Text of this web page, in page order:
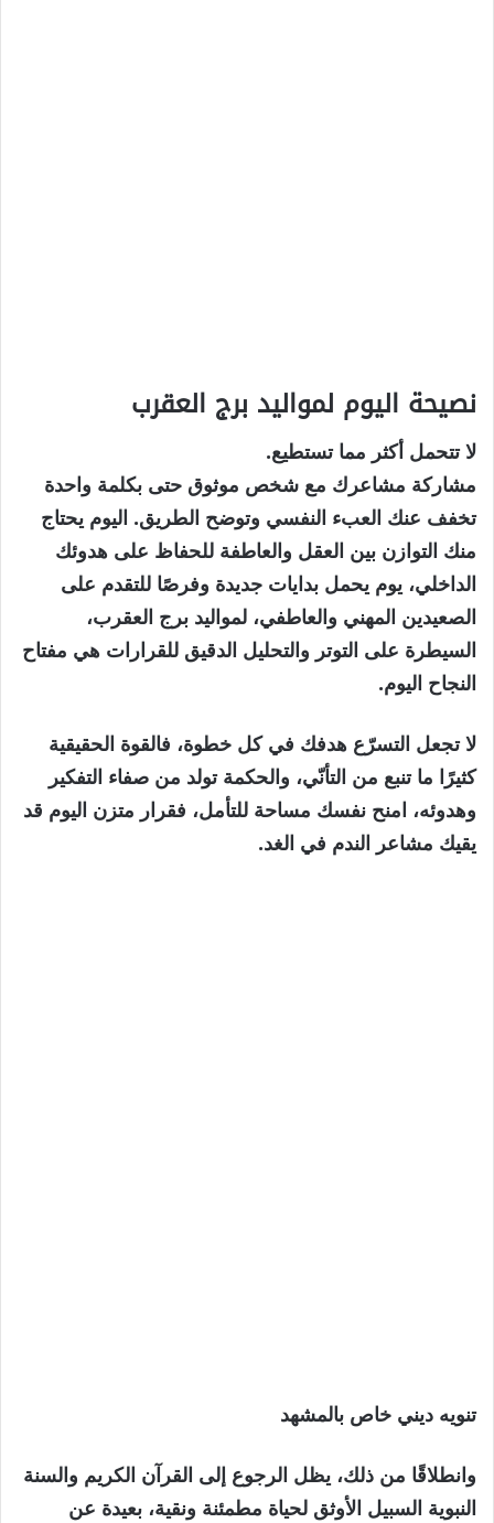
نصيحة اليوم لمواليد برج العقرب
لا تتحمل أكثر مما تستطيع.
مشاركة مشاعرك مع شخص موثوق حتى بكلمة واحدة
تخفف عنك العبء النفسي وتوضح الطريق. اليوم يحتاج
منك التوازن بين العقل والعاطفة للحفاظ على هدوئك
الداخلي، يوم يحمل بدايات جديدة وفرصًا للتقدم على
الصعيدين المهني والعاطفي، لمواليد برج العقرب،
السيطرة على التوتر والتحليل الدقيق للقرارات هي مفتاح
النجاح اليوم.
لا تجعل التسرّع هدفك في كل خطوة، فالقوة الحقيقية
كثيرًا ما تنبع من التأنّي، والحكمة تولد من صفاء التفكير
وهدوئه، امنح نفسك مساحة للتأمل، فقرار متزن اليوم قد
يقيك مشاعر الندم في الغد.
تنويه ديني خاص بالمشهد
وانطلاقًا من ذلك، يظل الرجوع إلى القرآن الكريم والسنة
النبوية السبيل الأوثق لحياة مطمئنة ونقية، بعيدة عن